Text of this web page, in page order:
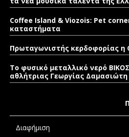
Coffee Island & Viozois: Pet
καταστήματα
Πρωταγωνιστής κερδοφορίας η
Το φυσικό μεταλλικό νερό
αθλήτριας Γεωργίας Δαμασιώτη
Διαφήμιση